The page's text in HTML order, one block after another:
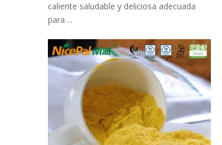
caliente saludable y deliciosa adecuada
para ...